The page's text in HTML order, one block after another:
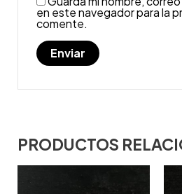
en este navegador para la
comente.
PRODUCTOS